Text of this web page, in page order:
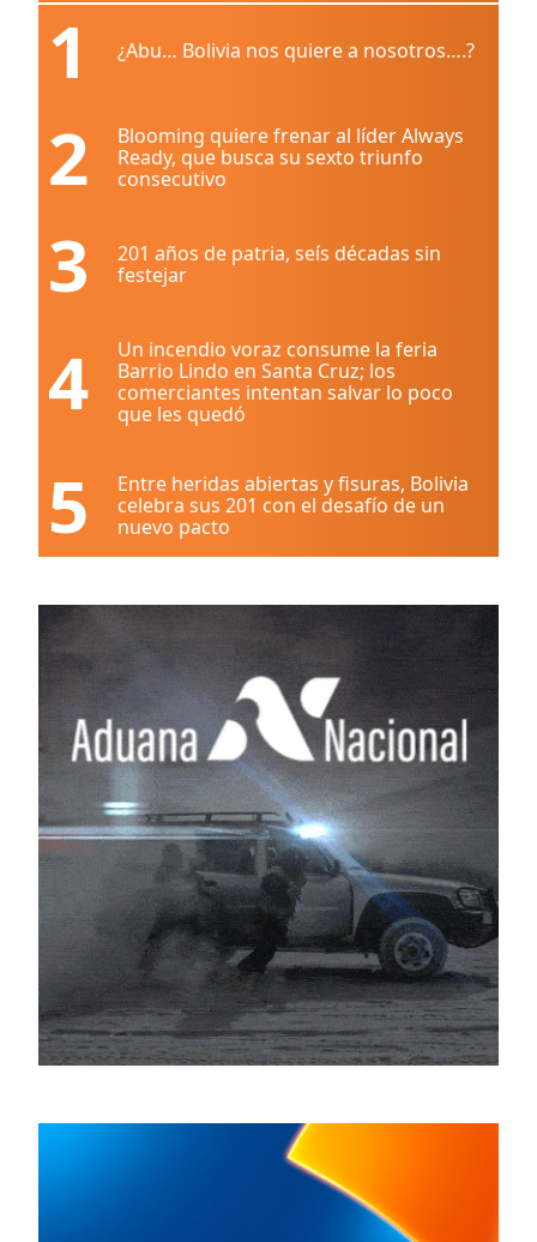
1 ¿Abu… Bolivia nos quiere a nosotros….?
2
Blooming quiere frenar al líder Always
Ready, que busca su sexto triunfo
consecutivo
3
201 años de patria, seís décadas sin
festejar
4
Un incendio voraz consume la feria
Barrio Lindo en Santa Cruz; los
comerciantes intentan salvar lo poco
que les quedó
5
Entre heridas abiertas y fisuras, Bolivia
celebra sus 201 con el desafío de un
nuevo pacto